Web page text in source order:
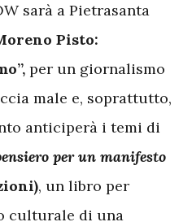
sarà a Pietrasanta
Pisto:
per un giornalismo
male e, soprattutto,
anticiperà i temi di
per un manifesto
, un libro per
culturale di una